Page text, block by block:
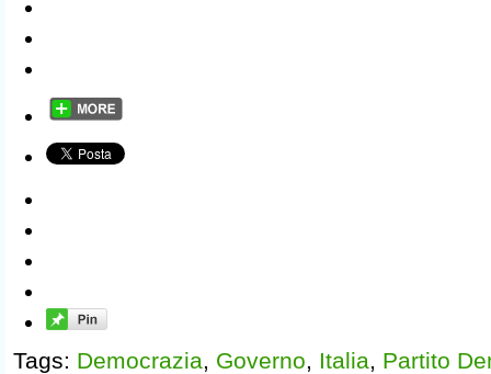
Tags: Democrazia, Governo, Italia, Partito